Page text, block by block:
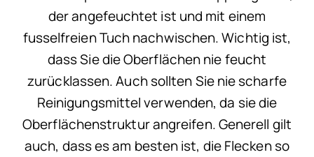
der angefeuchtet ist und mit einem
fusselfreien Tuch nachwischen. Wichtig ist,
dass Sie die Oberflächen nie feucht
zurücklassen. Auch sollten Sie nie scharfe
Reinigungsmittel verwenden, da sie die
Oberflächenstruktur angreifen. Generell gilt
auch, dass es am besten ist, die Flecken so